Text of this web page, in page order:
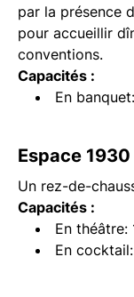
par la présence
pour accueillir
conventions.
Capacités :
En
Espace
Un rez-de-
Capacités :
En théâtre:
En